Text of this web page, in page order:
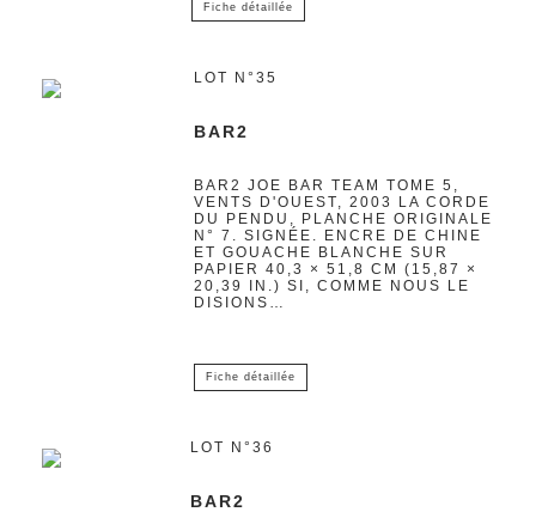
Fiche détaillée
LOT N°35
BAR2
BAR2 JOE BAR TEAM TOME 5,
VENTS D'OUEST, 2003 LA CORDE
DU PENDU, PLANCHE ORIGINALE
N° 7. SIGNÉE. ENCRE DE CHINE
ET GOUACHE BLANCHE SUR
PAPIER 40,3 × 51,8 CM (15,87 ×
20,39 IN.) SI, COMME NOUS LE
DISIONS…
Fiche détaillée
LOT N°36
BAR2